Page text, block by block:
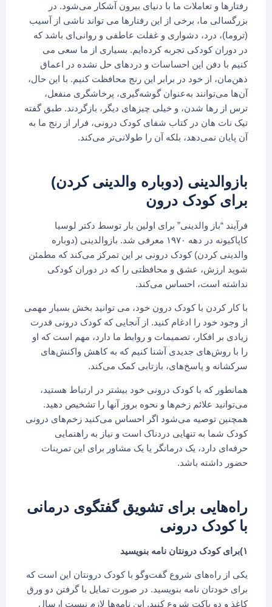
رفتارها و تعاملات ما با دنیای بیرون آشکار می‌شود. در
بزرگسالی ما، برخی از این رفتارها می تواند ناشی از آسیب
(تروما)، درد، دشواری و غفلت عاطفی و روانی‌ای باشد که
در دوران کودکی تجربه کرده‌ایم. بسیاری از ما سعی می
کنیم با دفن این احساسات و دردهای حل نشده در اعماق
ذهن‌مان، از خود در برابر این رنج محافظت کنیم. با این حال،
آن‌ها می‌توانند به‌عنوان گوشه‌گیری، پرخاشگری منفعل،
ترس از رها شدن، و خیلی چیزهای دیگر، بازگردند. طبق گفته
تیک نات هان در کتاب شفای کودک درونی، فرار از رنج ما به
آن پایان نمی‌دهد، بلکه آن را طولانی‌تر می‌کند.
بازوالدینی (دوباره والدینی کردن)
برای کودک درون
فرآیند “باز والدینی” برای اولین بار توسط دکتر لوسیا
کاپاکیونه در دهه ۱۹۷۰ معرفی شد. بازوالدینی (دوباره
والدینی کردن) کودک درونی بر این تمرکز می‌کند که مطمئن
شوید ارزش، عشق و محافظتی را که در دوران کودکی
نداشته است، احساس می‌کند.
با کار کردن با کودک درون خود، می توانید بخش بسیار مهمی
از وجود خود را ادغام کنید. از آنجایی که کودک درونی قدرت
زیادی بر افکار، تصمیمات و روابط ما دارد، مهم است که او
را با روش‌های جدیدی آشنا کنیم که به کاهش واکنش‌های
سرکشانه و پاسخ‌های، بازتابی کمک می‌کند.
همانطور که با کودک درونی خود بیشتر در ارتباط هستید،
می‌توانید علائم زخم‌ها و نحوه بروز آنها را تشخیص دهید.
همچنین توصیه می‌شود اگر احساس می‌کنید زخم‌های درونی
کودک شما به تنهایی دردناک است و نیاز به راهنمایی
حرفه‌ای دارد، یک درمانگر یا یک مشاور برای این تمرینات
حضور داشته باشد.
راه‌هایی برای تشویق گفتگوی درمانی
با کودک درونی
۱)برای کودک درونتان نامه بنویسید
یکی از راه‌های شروع گفت‌وگو با کودک درونتان این است که
برای خودتان نامه بنویسید. در صورت تمایل با گرفتن دو ورق
کاغذ و دو پاکت شروع کنید. این نامه‌ها لازم نیست ارسال